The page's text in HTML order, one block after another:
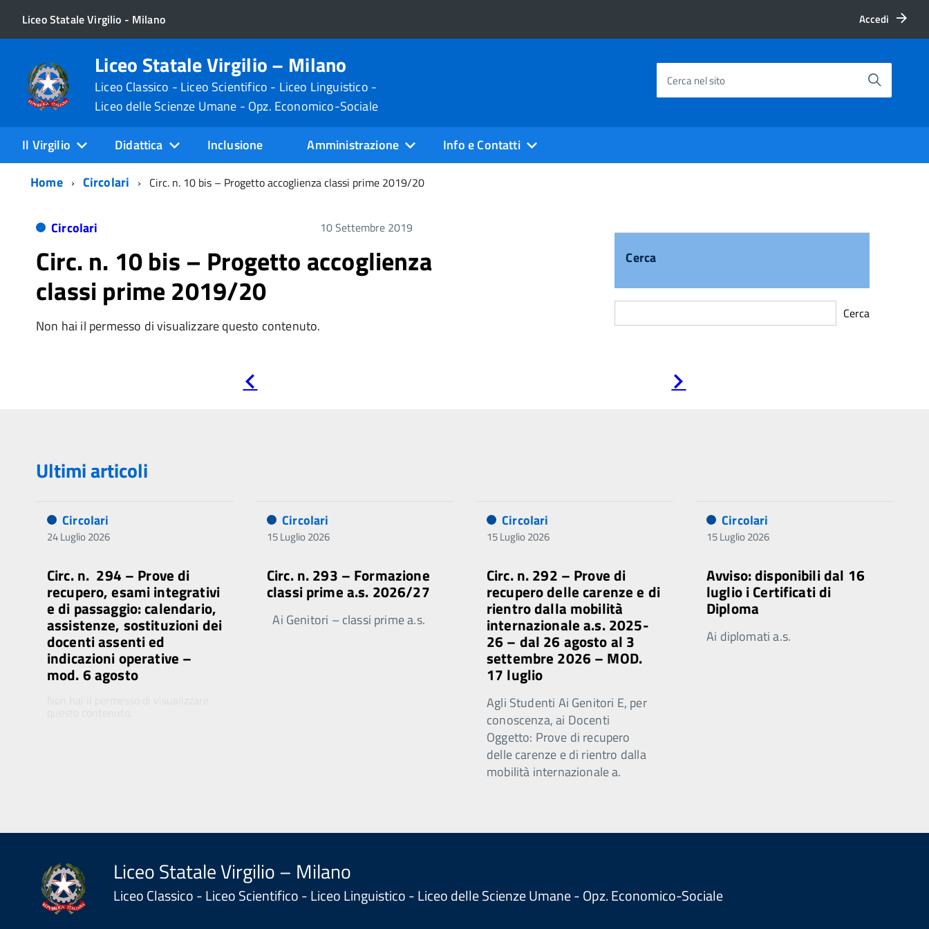
Liceo Statale Virgilio - Milano Accedi
Liceo Statale Virgilio – Milano
Liceo Classico - Liceo Scientifico - Liceo Linguistico -
Liceo delle Scienze Umane - Opz. Economico-Sociale
Cerca nel sito
Il Virgilio Didattica Inclusione Amministrazione
Info e Contatti
Home
Circolari Circ. n. 10 bis – Progetto accoglienza classi prime 2019/20
Circolari 10 Settembre 2019
Circ. n. 10 bis – Progetto accoglienza
classi prime 2019/20
Non hai il permesso di visualizzare questo contenuto.
Cerca
Cerca
precedente successiva
Ultimi articoli
Circolari
24 Luglio 2026
Circ. n. 294 – Prove di
recupero, esami integrativi
e di passaggio: calendario,
assistenze, sostituzioni dei
docenti assenti ed
indicazioni operative –
mod. 6 agosto
Circolari
15 Luglio 2026
Circ. n. 293 – Formazione
classi prime a.s. 2026/27
Ai Genitori – classi prime a.s.
Circolari
15 Luglio 2026
Circ. n. 292 – Prove di
recupero delle carenze e di
rientro dalla mobilità
internazionale a.s. 2025-
26 – dal 26 agosto al 3
settembre 2026 – MOD.
17 luglio
Agli Studenti Ai Genitori E, per
conoscenza, ai Docenti
Oggetto: Prove di recupero
delle carenze e di rientro dalla
mobilità internazionale a.
Circolari
15 Luglio 2026
Avviso: disponibili dal 16
luglio i Certificati di
Diploma
Ai diplomati a.s.
Liceo Statale Virgilio – Milano
Liceo Classico - Liceo Scientifico - Liceo Linguistico - Liceo delle Scienze Umane - Opz. Economico-Sociale